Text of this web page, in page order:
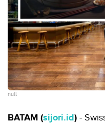
null
BATAM (sijori.id) -